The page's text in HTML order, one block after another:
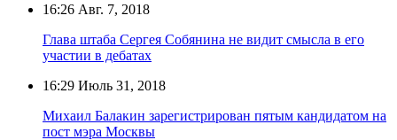
16:26 Авг. 7, 2018
Глава штаба Сергея Собянина не видит смысла в его
участии в дебатах
16:29 Июль 31, 2018
Михаил Балакин зарегистрирован пятым кандидатом на
пост мэра Москвы